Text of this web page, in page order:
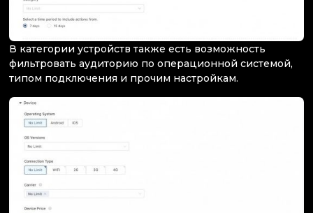
В категории устройств также есть возможность
фильтровать аудиторию по операционной системой,
типом подключения и прочим настройкам.